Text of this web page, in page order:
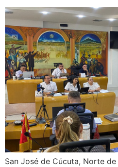
San José de Cúcuta, Norte